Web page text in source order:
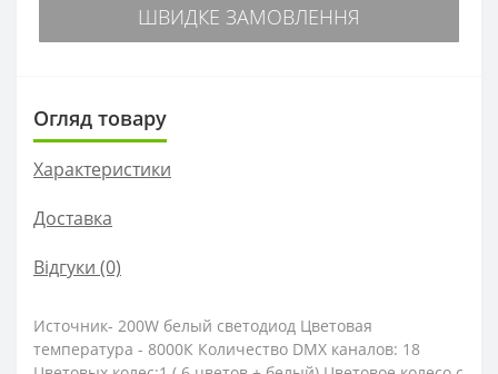
ШВИДКЕ ЗАМОВЛЕННЯ
Огляд товару
Характеристики
Доставка
Відгуки (0)
Источник- 200W белый светодиод Цветовая
температура - 8000К Количество DMX каналов: 18